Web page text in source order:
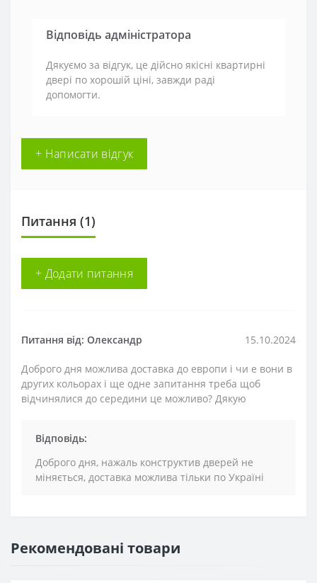
Відповідь адміністратора
Дякуємо за відгук, це дійсно якісні квартирні
двері по хорошій ціні, завжди раді
допомогти.
+ Написати відгук
Питання (1)
+ Додати питання
Питання від: Олександр 15.10.2024
Доброго дня можлива доставка до европи і чи е вони в
других кольорах і ще одне запитання треба щоб
відчинялися до середини це можливо? Дякую
Відповідь:
Доброго дня, нажаль конструктив дверей не
міняється, доставка можлива тільки по Україні
Рекомендовані товари